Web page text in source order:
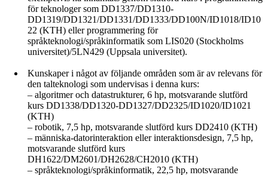
för teknologer som DD1337/DD1310-
DD1319/DD1321/DD1331/DD1333/DD100N/ID1018/ID10
22 (KTH) eller programmering för
språkteknologi/språkinformatik som LIS020 (Stockholms
universitet)/5LN429 (Uppsala universitet).
Kunskaper i något av följande områden som är av relevans för
den talteknologi som undervisas i denna kurs:
– algoritmer och datastrukturer, 6 hp, motsvarande slutförd
kurs DD1338/DD1320-DD1327/DD2325/ID1020/ID1021
(KTH)
– robotik, 7,5 hp, motsvarande slutförd kurs DD2410 (KTH)
– människa-datorinteraktion eller interaktionsdesign, 7,5 hp,
motsvarande slutförd kurs
DH1622/DM2601/DH2628/CH2010 (KTH)
– språkteknologi/språkinformatik, 22,5 hp, motsvarande